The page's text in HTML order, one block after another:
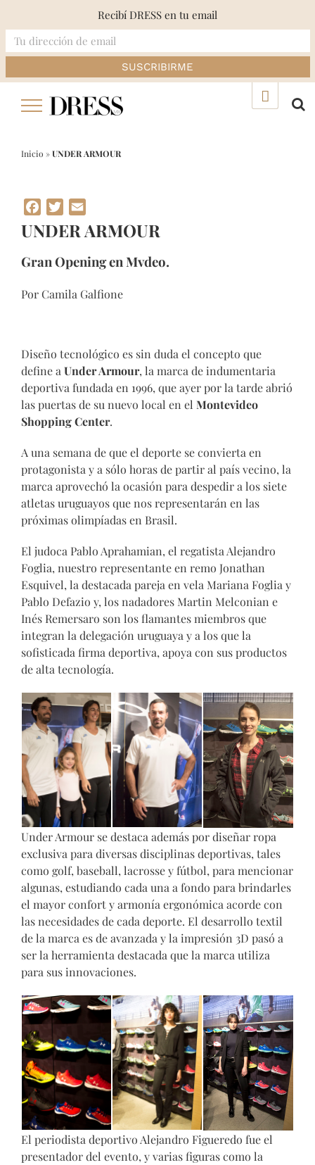
Inicio »UNDER ARMOUR
Facebook
Twitter
UNDER ARMOUR
Gran Opening en Mvdeo.
Por Camila Galfione
Diseño tecnológico es sin duda el concepto que
define a Under Armour, la marca de indumentaria
deportiva fundada en 1996, que ayer por la tarde abrió
las puertas de su nuevo local en el Montevideo
Shopping Center.
A una semana de que el deporte se convierta en
protagonista y a sólo horas de partir al país vecino, la
marca aprovechó la ocasión para despedir a los siete
atletas uruguayos que nos representarán en las
próximas olimpíadas en Brasil.
El judoca Pablo Aprahamian, el regatista Alejandro
Foglia, nuestro representante en remo Jonathan
Esquivel, la destacada pareja en vela Mariana Foglia y
Pablo Defazio y, los nadadores Martin Melconian e
Inés Remersaro son los flamantes miembros que
integran la delegación uruguaya y a los que la
sofisticada firma deportiva, apoya con sus productos
de alta tecnología.
Under Armour se destaca además por diseñar ropa
exclusiva para diversas disciplinas deportivas, tales
como golf, baseball, lacrosse y fútbol, para mencionar
algunas, estudiando cada una a fondo para brindarles
el mayor confort y armonía ergonómica acorde con
las necesidades de cada deporte. El desarrollo textil
de la marca es de avanzada y la impresión 3D pasó a
ser la herramienta destacada que la marca utiliza
para sus innovaciones.
El periodista deportivo Alejandro Figueredo fue el
presentador del evento, y varias figuras como la
Recibí DRESS en tu email